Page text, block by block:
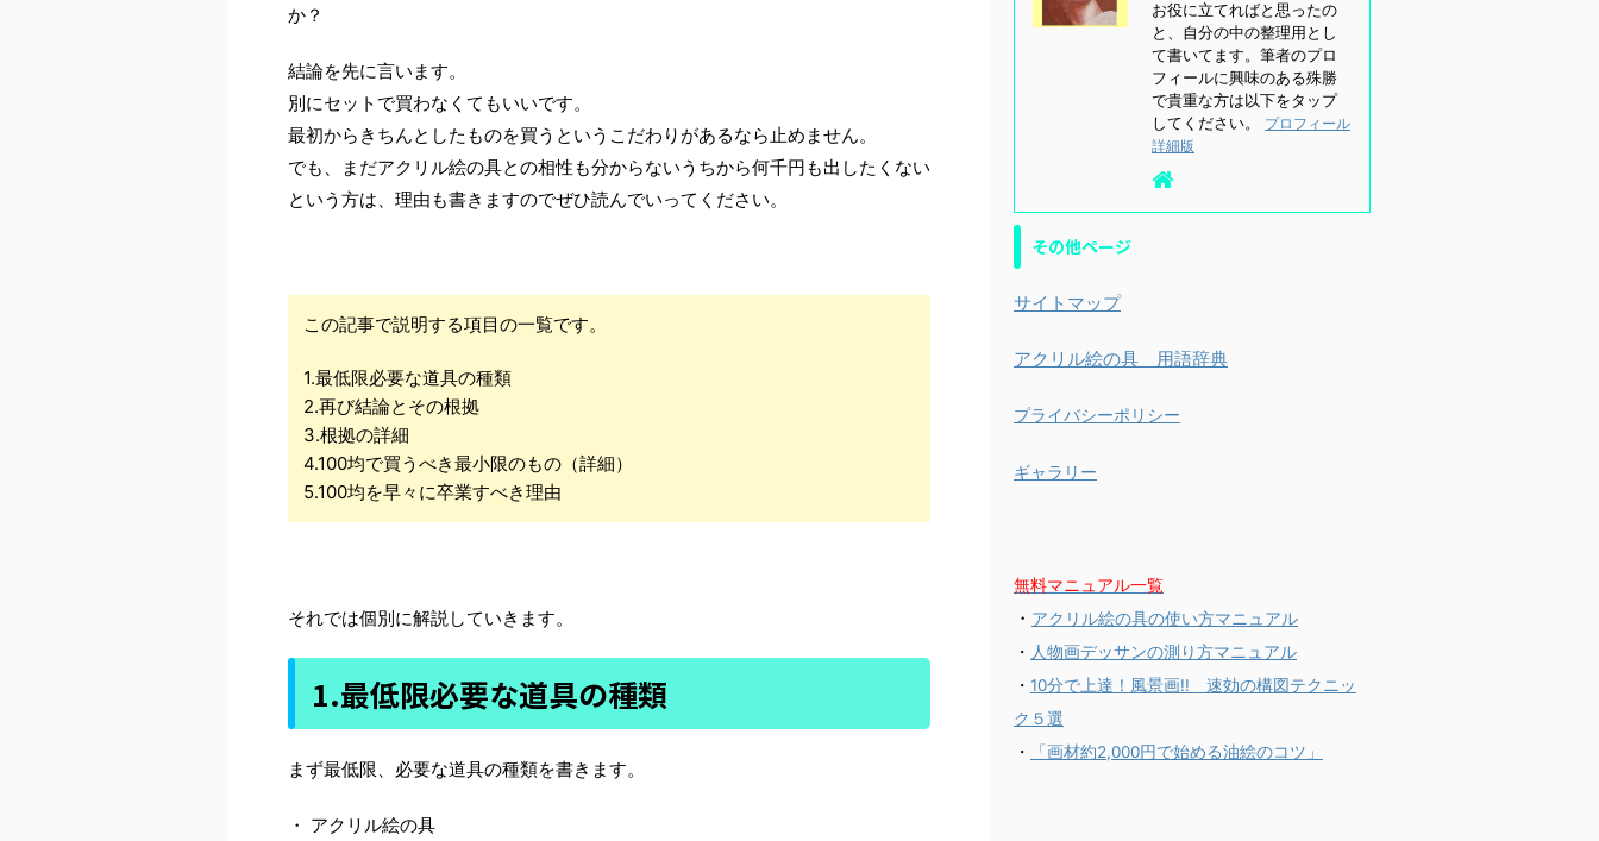
か？
結論を先に言います。
別にセットで買わなくてもいいです。
最初からきちんとしたものを買うというこだわりがあるなら止めません。
でも、まだアクリル絵の具との相性も分からないうちから何千円も出したくない
という方は、理由も書きますのでぜひ読んでいってください。
この記事で説明する項目の一覧です。
1.最低限必要な道具の種類
2.再び結論とその根拠
3.根拠の詳細
4.100均で買うべき最小限のもの（詳細）
5.100均を早々に卒業すべき理由
それでは個別に解説していきます。
1.最低限必要な道具の種類
まず最低限、必要な道具の種類を書きます。
・ アクリル絵の具
お役に立てればと思ったの
と、自分の中の整理用とし
て書いてます。筆者のプロ
フィールに興味のある殊勝
で貴重な方は以下をタップ
してください。
プロフィール
詳細版
その他ページ
サイトマップ
アクリル絵の具 用語辞典
プライバシーポリシー
ギャラリー
無料マニュアル一覧
・ アクリル絵の具の使い方マニュアル
・ 人物画デッサンの測り方マニュアル
・ 10分で上達！風景画!! 速効の構図テクニッ
ク５選
・
「画材約2,000円で始める油絵のコツ」